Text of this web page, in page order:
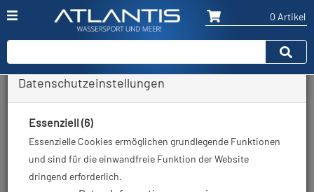
0 Artikel
Zurück
Datenschutzeinstellungen
Essenziell (6)
Essenzielle Cookies ermöglichen grundlegende Funktionen
und sind für die einwandfreie Funktion der Website
dringend erforderlich.